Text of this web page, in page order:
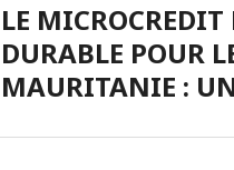
LE
DURABLE POUR
MAURITANIE :